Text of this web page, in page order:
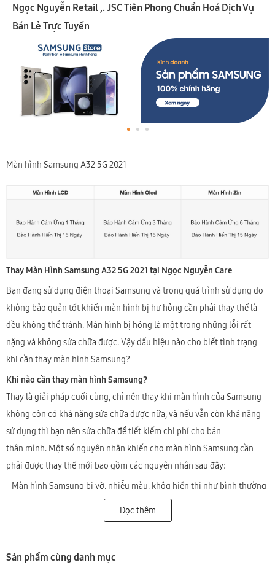
Ngọc Nguyễn Retail ,. JSC Tiên Phong Chuẩn Hoá Dịch Vụ
Bán Lẻ Trực Tuyến
Màn hình Samsung A32 5G 2021
Thay Màn Hình Samsung A32 5G 2021 tại Ngọc Nguyễn Care
Bạn đang sử dụng điện thoại Samsung và trong quá trình sử dụng do
không bảo quản tốt khiến màn hình bị hư hỏng cần phải thay thế là
đều không thể tránh. Màn hình bị hỏng là một trong những lỗi rất
nặng và không sửa chữa được. Vậy dấu hiệu nào cho biết tình trạng
khi cần thay màn hình Samsung?
Khi nào cần thay màn hình Samsung?
Thay là giải pháp cuối cùng, chỉ nên thay khi màn hình của Samsung
không còn có khả năng sửa chữa được nữa, và nếu vẫn còn khả năng
sử dụng thì bạn nên sửa chữa để tiết kiếm chi phí cho bản
thân mình. Một số nguyên nhân khiến cho màn hình Samsung cần
phải được thay thế mới bao gồm các nguyên nhân sau đây:
- Màn hình Samsung bị vỡ, nhiễu màu, khôg hiển thị như bình thường
dù cảm ứng vẫn hoạt động được bình thường.
- Màn hình Samsung bị sọc, chảy mực.
Đọc thêm
Sản phẩm cùng danh mục